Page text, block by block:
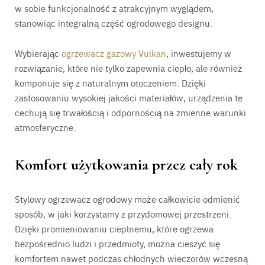
w sobie funkcjonalność z atrakcyjnym wyglądem,
stanowiąc integralną część ogrodowego designu.
Wybierając ogrzewacz gazowy Vulkan, inwestujemy w
rozwiązanie, które nie tylko zapewnia ciepło, ale również
komponuje się z naturalnym otoczeniem. Dzięki
zastosowaniu wysokiej jakości materiałów, urządzenia te
cechują się trwałością i odpornością na zmienne warunki
atmosferyczne.
Komfort użytkowania przez cały rok
Stylowy ogrzewacz ogrodowy może całkowicie odmienić
sposób, w jaki korzystamy z przydomowej przestrzeni.
Dzięki promieniowaniu cieplnemu, które ogrzewa
bezpośrednio ludzi i przedmioty, można cieszyć się
komfortem nawet podczas chłodnych wieczorów wczesną